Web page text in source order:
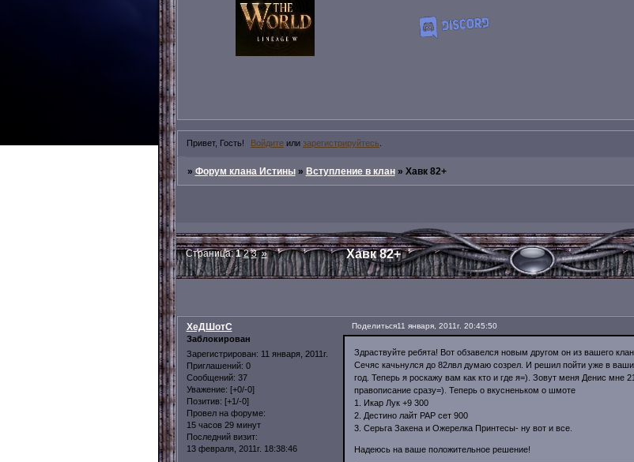
Привет, Гость! Войдите или зарегистрируйтесь
» Форум клана Истины » Вступление в клан » Хавк 82+
Хавк 82+
Страница:1 2 3 »
Поделиться11 января, 2011г. 20:45:50
ХеДШотС
Заблокирован
Зарегистрирован: 11 января, 2011г.
Приглашений: 0
Сообщений: 37
Уважение: [+0/-0]
Позитив: [+1/-0]
Провел на форуме:
15 часов 29 минут
Последний визит:
13 февраля, 2011г. 18:38:46
Здраствуйте ребята! Вот обзавелся новым другом он из вашего
Сечяс качьнулся до 82лвл думаю созрел. И решил пойти уже в
год. Теперь я роскажу вам как кто и где я=). Зовут меня Денис мне
правописание сразу=). Теперь о вкусненьком о шмоте
1. Икар Лук +9 300
2. Дестино лайт РАР сет 900
3. Серьга Закена и Ожерелка Принтесы- ну вот и все.
Надеюсь на ваше положительное решение!